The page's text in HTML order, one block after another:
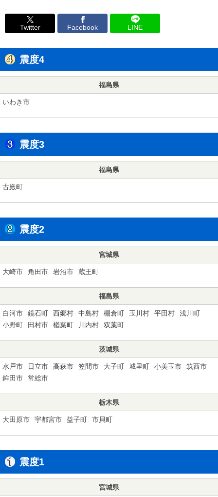
Twitter Facebook LINE
震度4
福島県
いわき市
震度3
福島県
古殿町
震度2
宮城県
大崎市 角田市 岩沼市 蔵王町
福島県
白河市 鏡石町 西郷村 中島村 棚倉町 玉川村 平田村
浅川町
小野町
田村市 楢葉町 川内村 双葉町
茨城県
水戸市 日立市 高萩市 笠間市 大子町 城里町 小美玉市
筑西市
鉾田市
常総市
栃木県
大田原市 宇都宮市 益子町 市貝町
震度1
宮城県